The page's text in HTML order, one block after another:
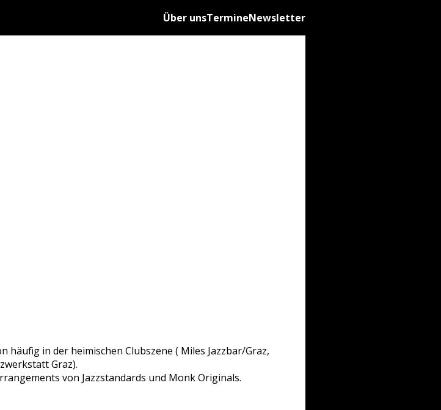
Über unsTermineNewsletter
in der heimischen Clubszene ( Miles Jazzbar/Graz,
Graz).
von Jazzstandards und Monk Originals.